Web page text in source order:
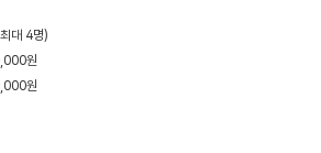
대 4명)
원
원